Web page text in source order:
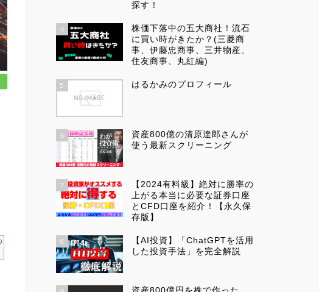
探す！
4
株価下落中の五大商社！流石
に買い時がきたか？(三菱商
事、伊藤忠商事、三井物産、
住友商事、丸紅編)
5 はるかみのプロフィール
6
資産800億の清原達郎さんが
使う最新スクリーニング
7
【2024有料級】絶対に勝率の
上がる本当に必要な証券口座
とCFD口座を紹介！【永久保
存版】
8
【AI投資】「ChatGPTを活用
した投資手法」を完全解説